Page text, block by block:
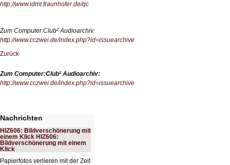
http://www.idmt.fraunhofer.de/qc
Zum Computer:Club² Audioarchiv:
http://www.cczwei.de/index.php?id=issuearchive
Zurück
Zum Computer:Club² Audioarchiv:
http://www.cczwei.de/index.php?id=issuearchive
Nachrichten
HIZ606: Bildverschönerung mit
einem Klick HIZ606:
Bildverschönerung mit einem
Klick
Papierfotos verlieren mit der Zeit